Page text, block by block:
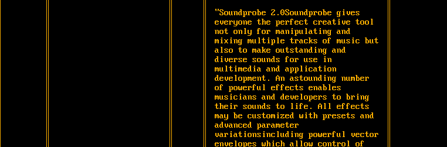
"Soundprobe 2.0Soundprobe gives
everyone the perfect creative tool
not only for manipulating and
mixing multiple tracks of music but
also to make outstanding and
diverse sounds for use in
multimedia and application
development. An astounding number
of powerful effects enables
musicians and developers to bring
their sounds to life. All effects
may be customized with presets and
advanced parameter
variationsincluding powerful vector
envelopes which allow control of